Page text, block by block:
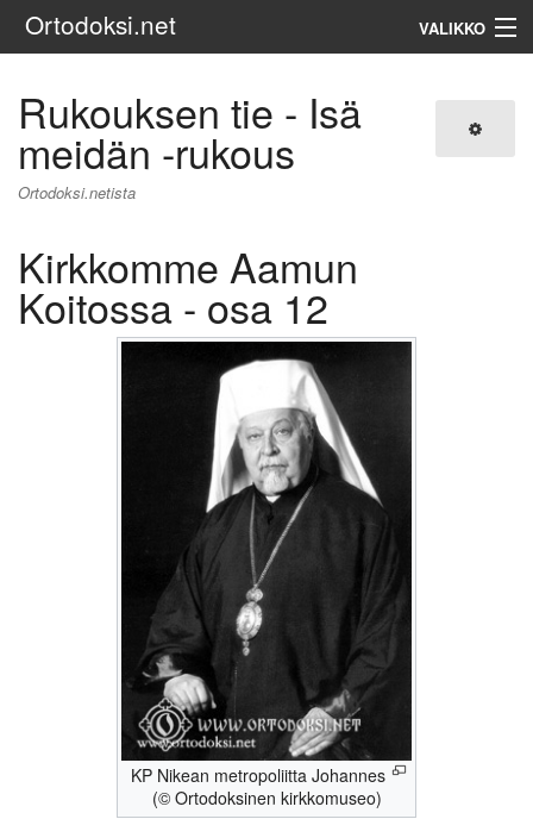
Ortodoksi.net VALIKKO
Haku
Rukouksen tie - Isä
meidän -rukous
Ortodoksi.netista
Kirkkomme Aamun
Koitossa - osa 12
KP Nikean metropoliitta Johannes
(© Ortodoksinen kirkkomuseo)